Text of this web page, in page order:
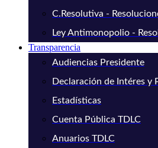
C.Resolutiva -
Ley Antimonopolio -
Transparencia
Audiencias Presidente
Declaración de Intéres y
Estadísticas
Cuenta Pública TDLC
Anuarios TDLC